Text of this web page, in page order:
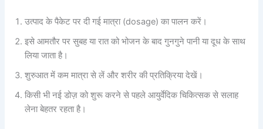
उत्पाद के पैकेट पर दी गई मात्रा (dosage) का पालन करें।
इसे आमतौर पर सुबह या रात को भोजन के बाद गुनगुने पानी या दूध के साथ
लिया जाता है।
शुरुआत में कम मात्रा से लें और शरीर की प्रतिक्रिया देखें।
किसी भी नई डोज़ को शुरू करने से पहले आयुर्वेदिक चिकित्सक से सलाह
लेना बेहतर रहता है।